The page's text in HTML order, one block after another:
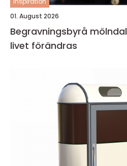
01. August 2026
Begravningsbyrå mölndal tryggt stöd när
livet förändras